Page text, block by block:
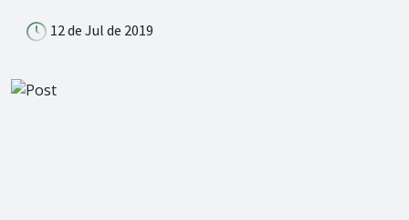
12 de Jul de 2019